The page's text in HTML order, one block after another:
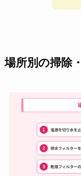
場所別の掃除